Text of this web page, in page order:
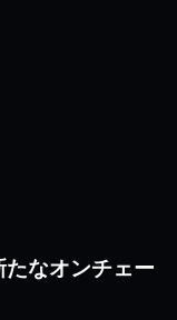
なオンチェー